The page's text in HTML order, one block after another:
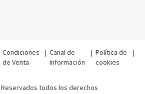
Condiciones
de Venta
|Canal de
Información
| Política de
cookies
|
todos los derechos